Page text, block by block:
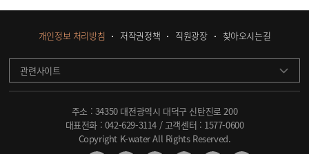
개인정보 처리방침 저작권정책 직원광장 찾아오시는길
관련사이트
주소 : 34350 대전광역시 대덕구 신탄진로 200
대표전화 : 042-629-3114 / 고객센터 : 1577-0600
Copyright K-water All Rights Reserved.